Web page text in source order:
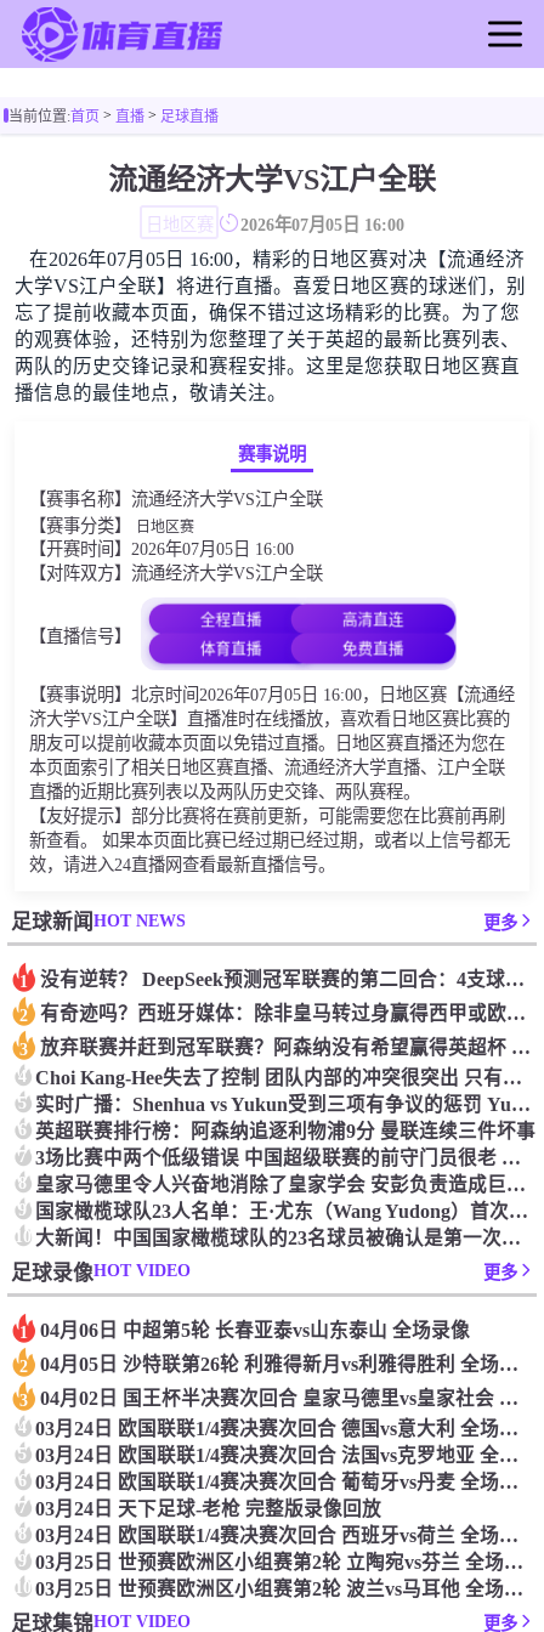
足球直播
足球新闻
篮球新闻
当前位置:首页> 直播> 足球直播
流通经济大学VS江户全联
日地区赛 2026年07月05日 16:00
在2026年07月05日 16:00，精彩的日地区赛对决【流通经济
大学VS江户全联】将进行直播。喜爱日地区赛的球迷们，别
忘了提前收藏本页面，确保不错过这场精彩的比赛。为了您
的观赛体验，还特别为您整理了关于英超的最新比赛列表、
两队的历史交锋记录和赛程安排。这里是您获取日地区赛直
播信息的最佳地点，敬请关注。
赛事说明
【赛事名称】流通经济大学VS江户全联
【赛事分类】
日地区赛
【开赛时间】2026年07月05日 16:00
【对阵双方】流通经济大学VS江户全联
【直播信号】
全程直播 高清直连
体育直播 免费直播
【赛事说明】北京时间2026年07月05日 16:00，日地区赛【流通经
济大学VS江户全联】直播准时在线播放，喜欢看日地区赛比赛的
朋友可以提前收藏本页面以免错过直播。日地区赛直播还为您在
本页面索引了相关日地区赛直播、流通经济大学直播、江户全联
直播的近期比赛列表以及两队历史交锋、两队赛程。
【友好提示】部分比赛将在赛前更新，可能需要您在比赛前再刷
新查看。 如果本页面比赛已经过期已经过期，或者以上信号都无
效，请进入24直播网查看最新直播信号。
足球新闻HOT NEWS 更多
1 没有逆转？ DeepSeek预测冠军联赛的第二回合：4支球队在第一回合中获胜 枪手输了
2 有奇迹吗？西班牙媒体：除非皇马转过身赢得西甲或欧洲冠军
3 放弃联赛并赶到冠军联赛？阿森纳没有希望赢得英超杯 赢得欧洲冠军的可能性
4 Choi Kang-Hee失去了控制 团队内部的冲突很突出 只有一个人可以从水火中拯救崔孔
5 实时广播：Shenhua vs Yukun受到三项有争议的惩罚 Yukun将向中国足球联合会提出投诉
6 英超联赛排行榜：阿森纳追逐利物浦9分 曼联连续三件坏事
7 3场比赛中两个低级错误 中国超级联赛的前守门员很老 是时候让位了 最好的继任者出现
8 皇家马德里令人兴奋地消除了皇家学会 安彭负责造成巨大的灾难！
9 国家橄榄球队23人名单：王·尤东（Wang Yudong）首次被选为第11名 塞吉尼奥（Serginho）在名单上
10 大新闻！中国国家橄榄球队的23名球员被确认是第一次进入阵容
足球录像HOT VIDEO 更多
1 04月06日 中超第5轮 长春亚泰vs山东泰山 全场录像
2 04月05日 沙特联第26轮 利雅得新月vs利雅得胜利 全场录像
3 04月02日 国王杯半决赛次回合 皇家马德里vs皇家社会 全场录像
4 03月24日 欧国联联1/4赛决赛次回合 德国vs意大利 全场录像回放
5 03月24日 欧国联联1/4赛决赛次回合 法国vs克罗地亚 全场录像回放
6 03月24日 欧国联联1/4赛决赛次回合 葡萄牙vs丹麦 全场录像回放
7 03月24日 天下足球-老枪 完整版录像回放
8 03月24日 欧国联联1/4赛决赛次回合 西班牙vs荷兰 全场录像回放
9 03月25日 世预赛欧洲区小组赛第2轮 立陶宛vs芬兰 全场录像回放
10 03月25日 世预赛欧洲区小组赛第2轮 波兰vs马耳他 全场录像回放
足球集锦HOT VIDEO 更多